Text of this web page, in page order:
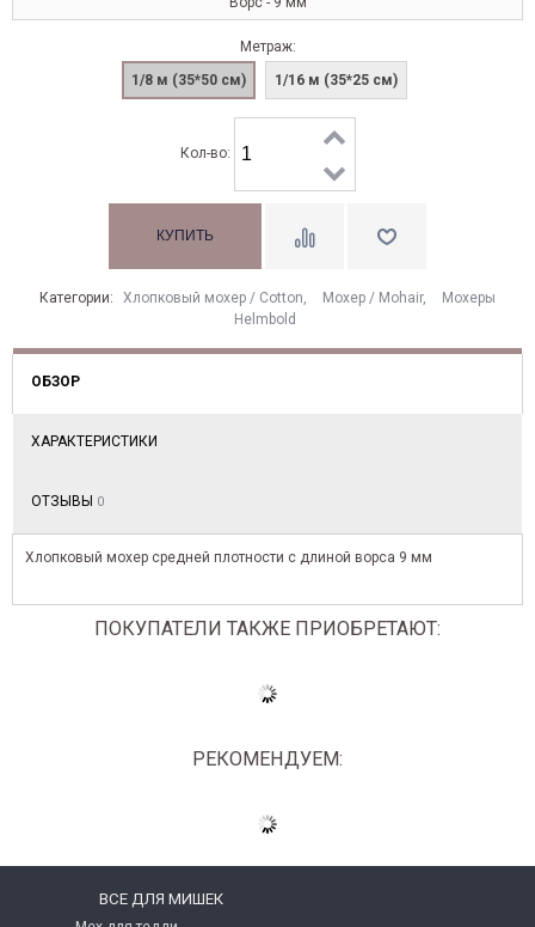
Метраж:
1/8 м (35*50 см)
1/16 м (35*25 см)
Кол-во:
Категории: Хлопковый мохер / Cotton, Моxер / Mohair,
Мохеры
Helmbold
ОБЗОР
ХАРАКТЕРИСТИКИ
ОТЗЫВЫ 0
Хлопковый мохер средней плотности с длиной ворса 9 мм
ПОКУПАТЕЛИ ТАКЖЕ ПРИОБРЕТАЮТ:
РЕКОМЕНДУЕМ:
ВСЕ ДЛЯ МИШЕК